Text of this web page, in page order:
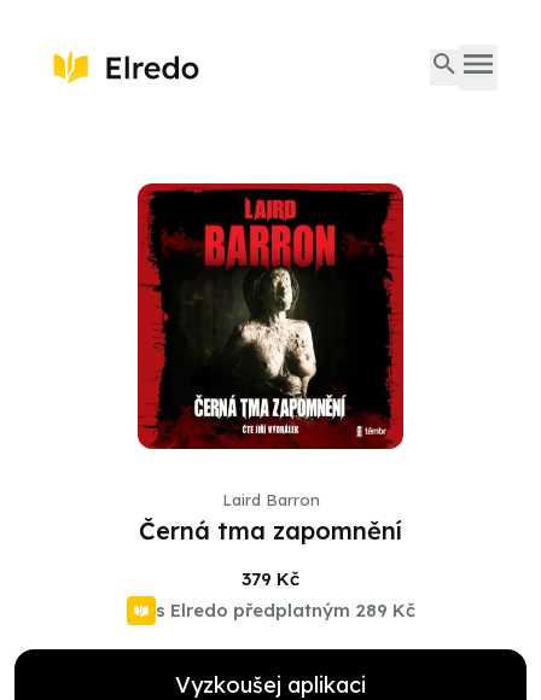
Laird Barron
Černá tma zapomnění
379 Kč
s Elredo předplatným 289 Kč
Vyzkoušej aplikaci